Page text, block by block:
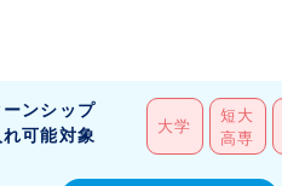
ーンシップ
可能対象
大学
短大
高専